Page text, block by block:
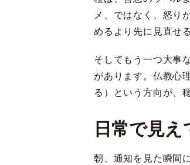
メ、ではなく、怒り
めるより先に見直せ
そしてもう一つ大事
があります。仏教心
る）という方向が、
日常で見え
朝、通知を見た瞬間